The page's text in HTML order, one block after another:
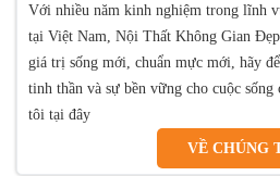
Với nhiều năm kinh nghiệm trong lĩnh
tại Việt Nam, Nội Thất Không Gian
giá trị sống mới, chuẩn mực mới, hãy
tinh thần và sự bền vững cho cuộc
tôi tại đây
VỀ CHÚNG